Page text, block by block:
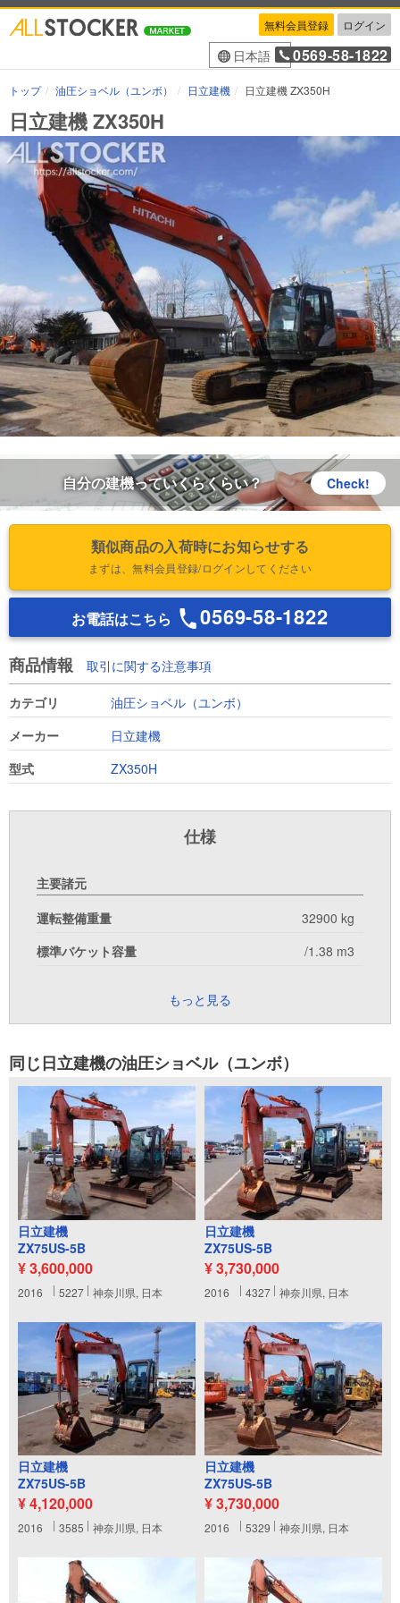
無料会員登録 ログイン
日本語 0569-58-1822
トップ 油圧ショベル（ユンボ） 日立建機 日立建機 ZX350H
日立建機 ZX350H
自分の建機っていくらくらい？ Check!
類似商品の入荷時にお知らせする
まずは、無料会員登録/ログインしてください
お電話はこちら 0569-58-1822
商品情報 取引に関する注意事項
カテゴリ
油圧ショベル（ユンボ）
メーカー
日立建機
型式
ZX350H
仕様
主要諸元
運転整備重量
32900 kg
標準バケット容量
/1.38 m3
もっと見る
同じ日立建機の油圧ショベル（ユンボ）
日立建機
ZX75US-5B
¥ 3,600,000
2016 5227 神奈川県, 日本
日立建機
ZX75US-5B
¥ 3,730,000
2016 4327 神奈川県, 日本
日立建機
ZX75US-5B
¥ 4,120,000
2016 3585 神奈川県, 日本
日立建機
ZX75US-5B
¥ 3,730,000
2016 5329 神奈川県, 日本